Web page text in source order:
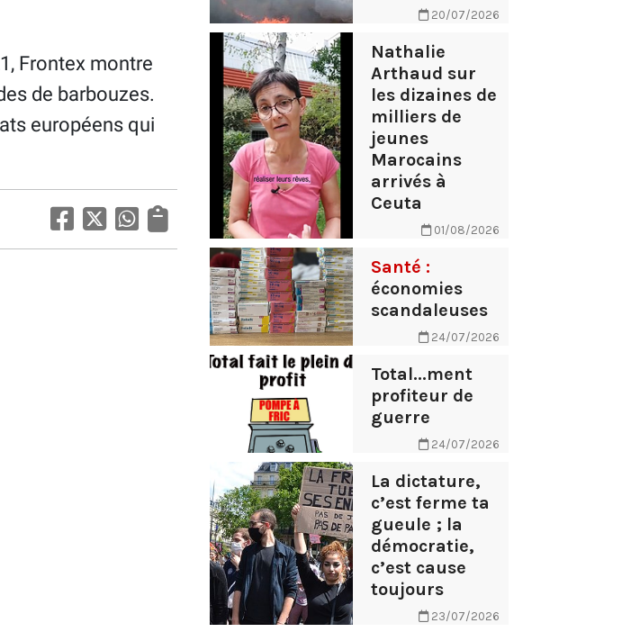
Frontex montre
de barbouzes.
européens qui
20/07/2026
Nathalie
Arthaud sur
les dizaines de
milliers de
jeunes
Marocains
arrivés à
Ceuta
01/08/2026
Santé :
économies
scandaleuses
24/07/2026
Total...ment
profiteur de
guerre
24/07/2026
La dictature,
c’est ferme ta
gueule ; la
démocratie,
c’est cause
toujours
23/07/2026